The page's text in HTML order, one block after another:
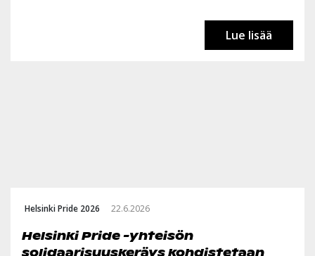
Lue lisää
Helsinki Pride 2026 22.6.2026
Helsinki Pride -yhteisön
solidaarisuuskeräys kohdistetaan